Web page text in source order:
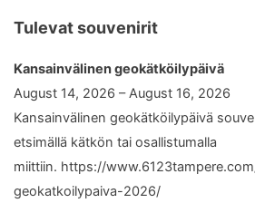
Tulevat souvenirit
Kansainvälinen geokätköilypäivä
August 14, 2026 – August 16, 2026
Kansainvälinen geokätköilypäivä
etsimällä kätkön tai osallistumalla
miittiin. https://
geokatkoilypaiva-2026/